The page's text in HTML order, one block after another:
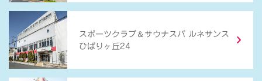
スポーツクラブ ＆ サウナスパ ルネサンス
ひばりヶ丘24